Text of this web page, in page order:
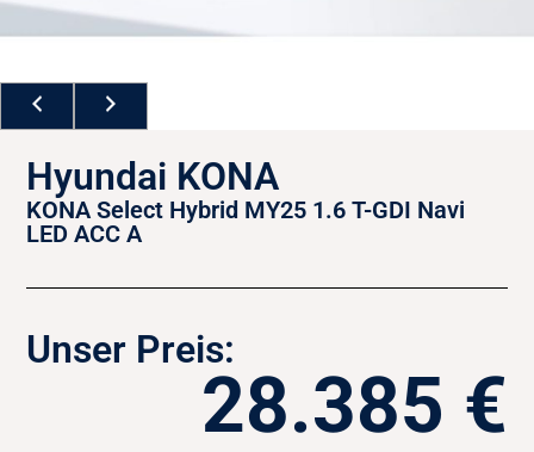
Hyundai KONA
KONA Select Hybrid MY25 1.6 T-GDI Navi
LED ACC A
Unser Preis:
28.385 €